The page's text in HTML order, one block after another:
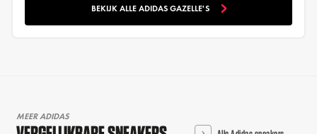
BEKIJK ALLE ADIDAS GAZELLE'S
MEER ADIDAS